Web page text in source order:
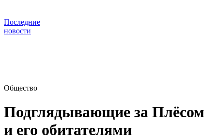
Последние
новости
Общество
Подглядывающие за Плёсом
и его обитателями